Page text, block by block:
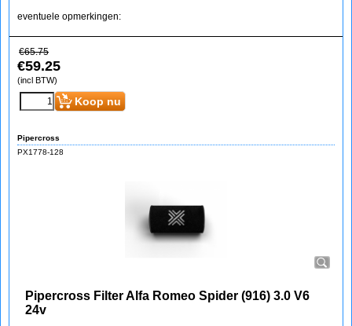
eventuele opmerkingen:
€65.75
€59.25
(incl BTW)
Koop nu
Pipercross
PX1778-128
Pipercross Filter Alfa Romeo Spider (916) 3.0 V6
24v